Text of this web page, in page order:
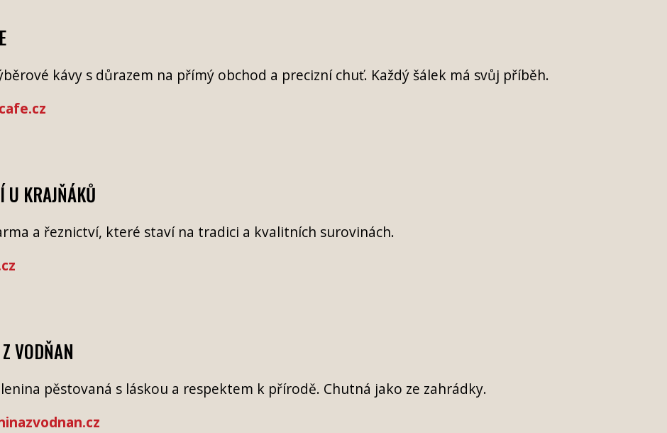
kávy s důrazem na přímý obchod a precizní chuť. Každý šálek má svůj příběh.
U KRAJŇÁKŮ
a řeznictví, které staví na tradici a kvalitních surovinách.
VODŇAN
pěstovaná s láskou a respektem k přírodě. Chutná jako ze zahrádky.